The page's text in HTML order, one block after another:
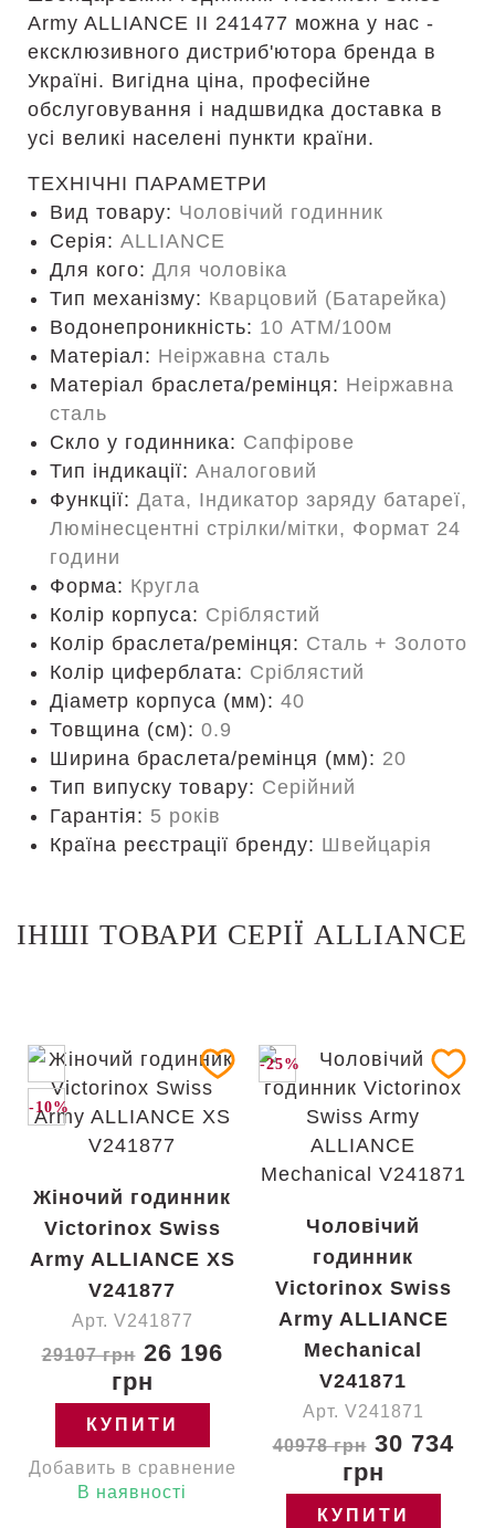
Army ALLIANCE II 241477 можна у нас -
ексклюзивного дистриб'ютора бренда в
Україні. Вигідна ціна, професійне
обслуговування і надшвидка доставка в
усі великі населені пункти країни.
ТЕХНІЧНІ ПАРАМЕТРИ
Вид товару: Чоловічий годинник
Серія: ALLIANCE
Для кого: Для чоловіка
Тип механізму: Кварцовий (Батарейка)
Водонепроникність: 10 ATM/100м
Матеріал: Неіржавна сталь
Матеріал браслета/ремінця: Неіржавна
сталь
Скло у годинника: Сапфірове
Тип індикації: Аналоговий
Функції: Дата, Індикатор заряду батареї,
Люмінесцентні стрілки/мітки, Формат 24
години
Форма: Кругла
Колір корпуса: Сріблястий
Колір браслета/ремінця: Сталь + Золото
Колір циферблата: Сріблястий
Діаметр корпуса (мм): 40
Товщина (см): 0.9
Ширина браслета/ремінця (мм): 20
Тип випуску товару: Серійний
Гарантія: 5 років
Країна реєстрації бренду: Швейцарія
ІНШІ ТОВАРИ СЕРІЇ ALLIANCE
-10%
Жіночий годинник
Victorinox Swiss
Army ALLIANCE XS
V241877
Арт. V241877
29107 грн26 196
грн
КУПИТИ
Добавить в сравнение
В наявності
-25%
Чоловічий
годинник
Victorinox Swiss
Army ALLIANCE
Mechanical
V241871
Арт. V241871
40978 грн30 734
грн
КУПИТИ